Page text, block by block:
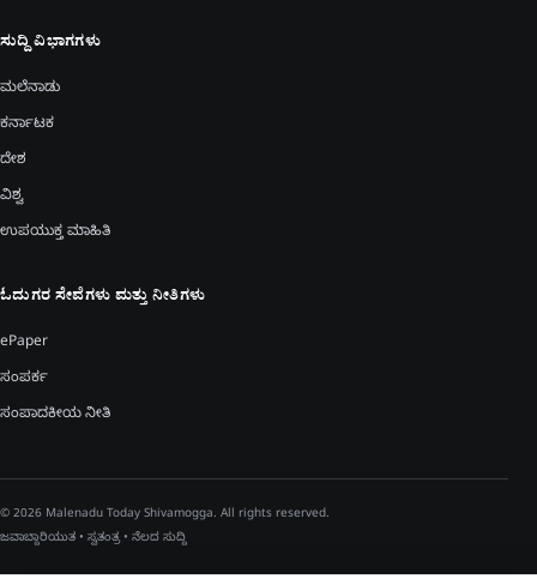
ಸುದ್ದಿ ವಿಭಾಗಗಳು
ಮಲೆನಾಡು
ಕರ್ನಾಟಕ
ದೇಶ
ವಿಶ್ವ
ಉಪಯುಕ್ತ ಮಾಹಿತಿ
ಓದುಗರ ಸೇವೆಗಳು ಮತ್ತು ನೀತಿಗಳು
ePaper
ಸಂಪರ್ಕ
ಸಂಪಾದಕೀಯ ನೀತಿ
© 2026 Malenadu Today Shivamogga. All rights reserved.
ಜವಾಬ್ದಾರಿಯುತ • ಸ್ವತಂತ್ರ • ನೆಲದ ಸುದ್ದಿ